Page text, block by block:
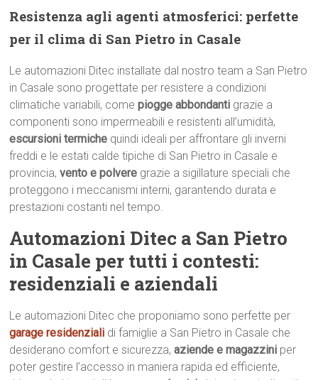
Resistenza agli agenti atmosferici: perfette
per il clima di San Pietro in Casale
Le automazioni Ditec installate dal nostro team a San Pietro
in Casale sono progettate per resistere a condizioni
climatiche variabili, comepiogge abbondanti grazie a
componenti sono impermeabili e resistenti all’umidità,
escursioni termiche quindi ideali per affrontare gli inverni
freddi e le estati calde tipiche di San Pietro in Casale e
provincia,vento e polvere grazie a sigillature speciali che
proteggono i meccanismi interni, garantendo durata e
prestazioni costanti nel tempo.
Automazioni Ditec a San Pietro
in Casale per tutti i contesti:
residenziali e aziendali
Le automazioni Ditec che proponiamo sono perfette per
garage residenziali di famiglie a San Pietro in Casale che
desiderano comfort e sicurezza,aziende e magazzini per
poter gestire l’accesso in maniera rapida ed efficiente,